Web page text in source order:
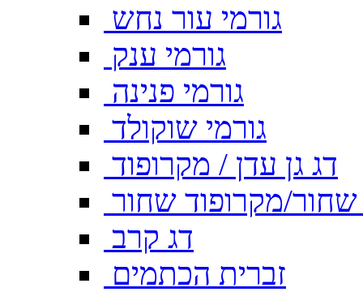
גורמי עור נחש
גורמי ענק
גורמי פנינה
גורמי שוקולד
דג גן עדן / מקרופוד
שחור/מקרופוד שחור
דג קרב
זברית הכתמים